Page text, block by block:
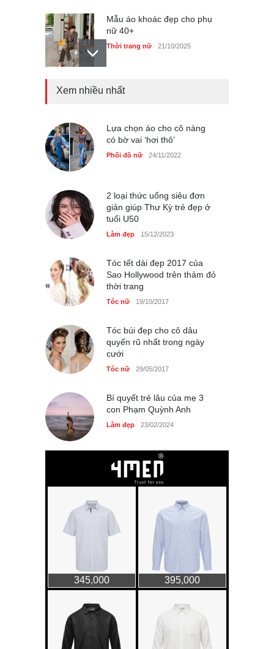
Mẫu áo khoác đẹp cho phụ
nữ 40+
Thời trang nữ 21/10/2025
Truy tìm thông tin áo bra
Thời trang nữ 14/10/2025
phụ nữ Pháp tin dùng
Thời trang nữ 14/10/2025
Bí quyết giữ gìn vóc dáng
của diễn viên Khánh Huyền
14/10/2025
Phong cách thời trang của
Lim Ji Yeon dạo gần đây
Thời trang nữ 21/10/2025
GAP Hoodie biểu tượng
sáng tạo mới của giới trẻ
21/10/2025
Xem nhiều nhất
Lựa chọn áo cho cô nàng
có bờ vai ‘hơi thô’
Phối đồ nữ 24/11/2022
2 loại thức uống siêu đơn
giản giúp Thư Kỳ trẻ đẹp ở
tuổi U50
Làm đẹp 15/12/2023
Tóc tết dài đẹp 2017 của
Sao Hollywood trên thảm đỏ
thời trang
Tóc nữ 19/10/2017
Tóc búi đẹp cho cô dâu
quyến rũ nhất trong ngày
cưới
Tóc nữ 29/05/2017
Bí quyết trẻ lâu của mẹ 3
con Phạm Quỳnh Anh
Làm đẹp 23/02/2024